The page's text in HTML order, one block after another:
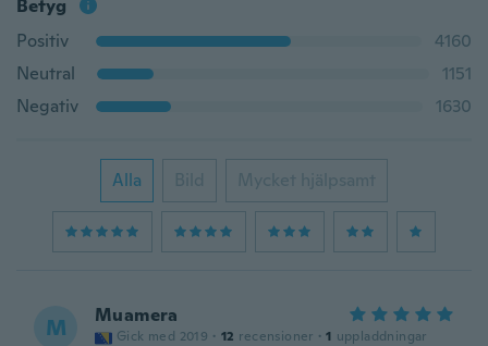
Betyg
Positiv
4160
Neutral
1151
Negativ
1630
Alla Bild Mycket hjälpsamt
M Muamera
Gick med 2019 · 12 recensioner · 1 uppladdningar